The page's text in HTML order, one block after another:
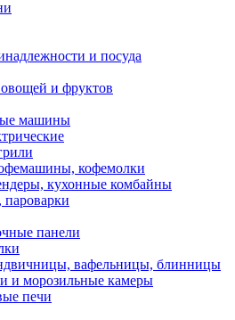
и посуда
и фруктов
машины
кофемолки
кухонные комбайны
панели
вафельницы, блинницы
и морозильные камеры
печи